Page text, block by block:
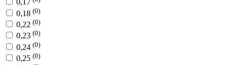
0,17
0,18 (0)
0,22 (0)
0,23 (0)
0,24 (0)
0,25 (0)